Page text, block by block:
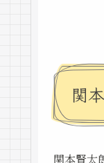
関
関本賢太